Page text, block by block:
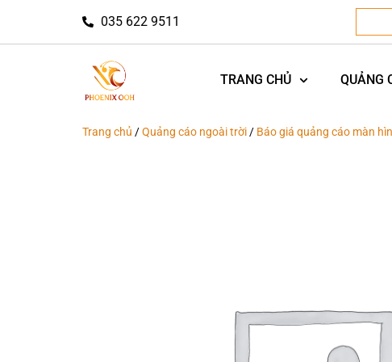
035 622 9511
TRANG CHỦ QUẢNG
Trang chủ /Quảng cáo ngoài trời/ Báo giá quảng cáo màn